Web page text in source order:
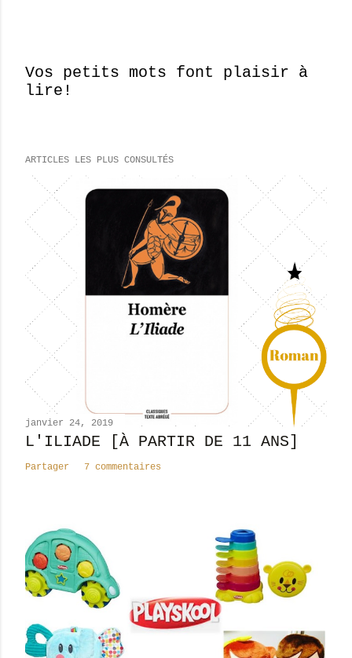
E
g
t
r
c
m
n
t
i
Vos petits mots font plaisir à
lire!
ARTICLES LES PLUS CONSULTÉS
janvier 24, 2019
L'ILIADE [À PARTIR DE 11 ANS]
Partager 7 commentaires